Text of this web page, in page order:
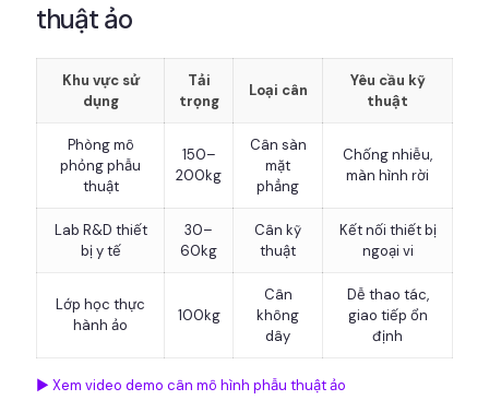
thuật ảo
Khu vực sử
dụng
Tải
trọng
Loại cân
Yêu cầu kỹ
thuật
Phòng mô
phỏng phẫu
thuật
150–
200kg
Cân sàn
mặt
phẳng
Chống nhiễu,
màn hình rời
Lab R&D thiết
bị y tế
30–
60kg
Cân kỹ
thuật
Kết nối thiết bị
ngoại vi
Lớp học thực
hành ảo
100kg
Cân
không
dây
Dễ thao tác,
giao tiếp ổn
định
▶️ Xem video demo cân mô hình phẫu thuật ảo